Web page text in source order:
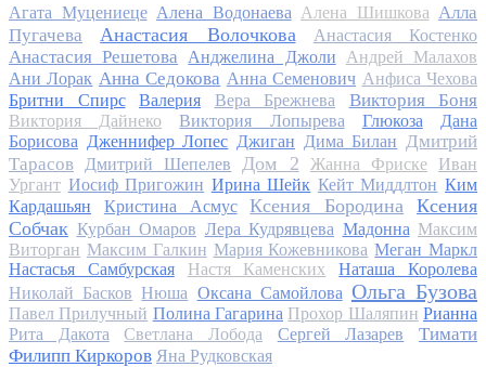
Агата Муцениеце Алена Водонаева Алена Шишкова Алла
Пугачева
Анастасия Волочкова Анастасия Костенко
Анастасия Решетова Анджелина Джоли
Андрей Малахов
Ани Лорак Анна Седокова Анна Семенович Анфиса Чехова
Бритни Спирс
Валерия Вера Брежнева Виктория Боня
Виктория Дайнеко Виктория Лопырева Глюкоза
Дана
Борисова Дженнифер Лопес Джиган Дима Билан Дмитрий
Тарасов
Дмитрий Шепелев Дом 2 Жанна Фриске
Иван
Ургант Иосиф Пригожин Ирина Шейк Кейт Миддлтон Ким
Кардашьян
Кристина Асмус Ксения Бородина
Ксения
Собчак Курбан Омаров Лера Кудрявцева Мадонна Максим
Виторган Максим Галкин Мария Кожевникова Меган Маркл
Настасья Самбурская
Настя Каменских
Наташа Королева
Николай Басков Нюша Оксана Самойлова Ольга Бузова
Павел Прилучный Полина Гагарина Прохор Шаляпин Рианна
Рита Дакота
Светлана Лобода Сергей Лазарев
Тимати
Филипп Киркоров Яна Рудковская